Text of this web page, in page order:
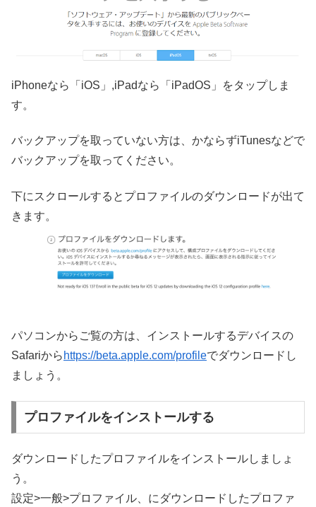
iPhoneなら「iOS」,iPadなら「iPadOS」をタップしま
す。
バックアップを取っていない方は、かならずiTunesなどで
バックアップを取ってください。
下にスクロールするとプロファイルのダウンロードが出て
きます。
パソコンからご覧の方は、インストールするデバイスの
Safariから https://beta.apple.com/profileでダウンロードし
ましょう。
プロファイルをインストールする
ダウンロードしたプロファイルをインストールしましょ
う。
設定>一般>プロファイル、にダウンロードしたプロファ